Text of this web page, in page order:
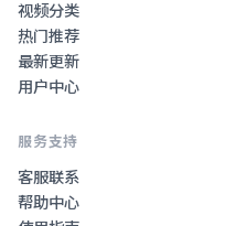
视频分类
热门推荐
最新更新
用户中心
服务支持
客服联系
帮助中心